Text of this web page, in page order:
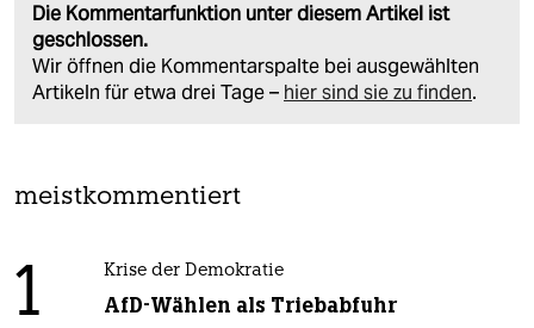
Die Kommentarfunktion unter diesem Artikel ist
geschlossen.
Wir öffnen die Kommentarspalte bei ausgewählten
Artikeln für etwa drei Tage – hier sind sie zu finden.
meistkommentiert
1 Krise der Demokratie
AfD-Wählen als Triebabfuhr